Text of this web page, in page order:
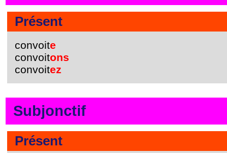
Présent
convoite
convoitons
convoitez
Subjonctif
Présent